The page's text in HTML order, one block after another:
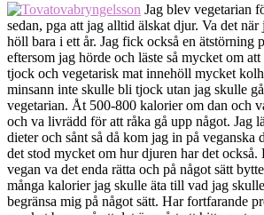
tovabryngelsson Jag blev vegetarian
sedan, pga att jag alltid älskat djur. Va det
höll bara i ett år. Jag fick också en ätstörning
eftersom jag hörde och läste så mycket om
tjock och vegetarisk mat innehöll mycket
minsann inte skulle bli tjock utan jag skulle
vegetarian. Åt 500-800 kalorier om dan och
och va livrädd för att råka gå upp något. Jag
dieter och sånt så då kom jag in på veganska
det stod mycket om hur djuren har det också.
vegan va det enda rätta och på något sätt
många kalorier jag skulle äta till vad jag
begränsa mig på något sätt. Har fortfarande